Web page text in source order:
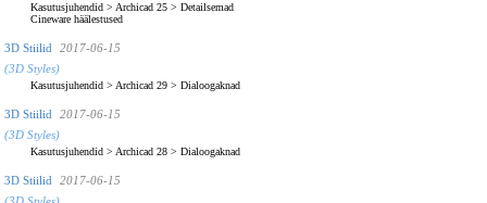
Kasutusjuhendid > Archicad 25 > Detailsemad
Cineware häälestused
3D Stiilid
2017-06-15
(3D Styles)
Kasutusjuhendid > Archicad 29 > Dialoogaknad
3D Stiilid
2017-06-15
(3D Styles)
Kasutusjuhendid > Archicad 28 > Dialoogaknad
3D Stiilid
2017-06-15